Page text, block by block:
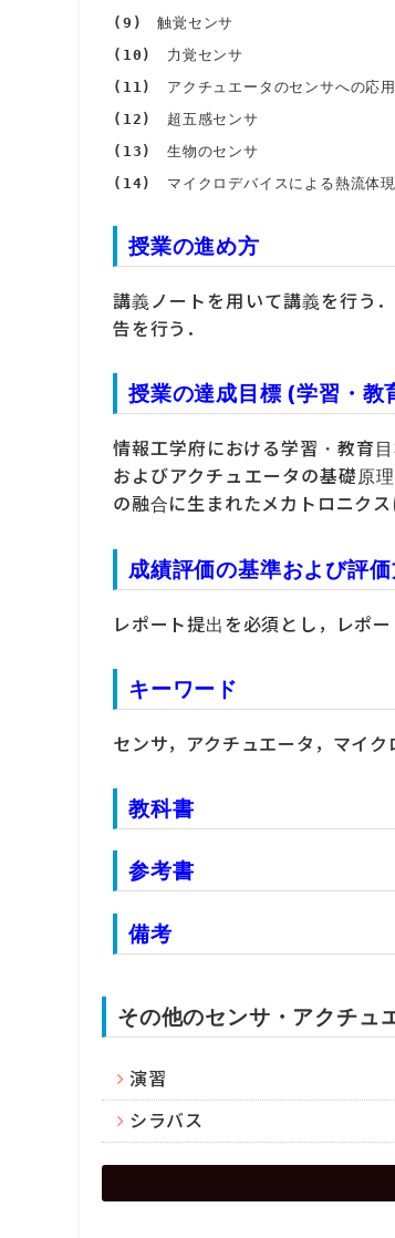
(9)
触覚センサ
(10)
力覚センサ
(11)
アクチュエータのセンサへの応用
(12)
超五感センサ
(13)
生物のセンサ
(14)
マイクロデバイスによる熱流体
授業の進め方
講義ノートを用いて講義を行う
告を行う．
授業の達成目標 (学習・教
情報工学府における学習・教育
およびアクチュエータの基礎原
の融合に生まれたメカトロニクス
成績評価の基準および評
レポート提出を必須とし，レポ
キーワード
センサ，アクチュエータ，マイ
教科書
参考書
備考
その他のセンサ・アクチュ
演習
シラバス